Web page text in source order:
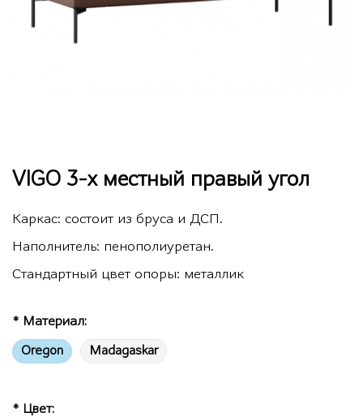
VIGO 3-х местный правый угол
Каркас: состоит из бруса и ДСП.
Наполнитель: пенополиуретан.
Стандартный цвет опоры: металлик
* Материал:
Oregon Madagaskar
* Цвет: